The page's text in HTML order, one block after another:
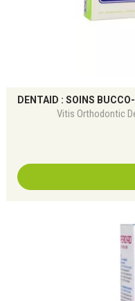
Vitis Orthodontic